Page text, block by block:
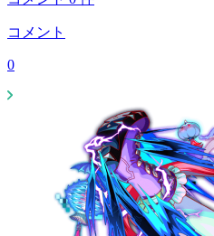
コメント
0